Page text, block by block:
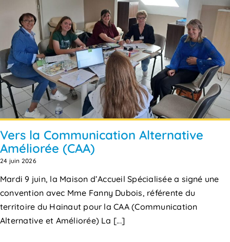
Vers la Communication Alternative
Améliorée (CAA)
24 juin 2026
Mardi 9 juin, la Maison d’Accueil Spécialisée a signé une
convention avec Mme Fanny Dubois, référente du
territoire du Hainaut pour la CAA (Communication
Alternative et Améliorée) La [...]